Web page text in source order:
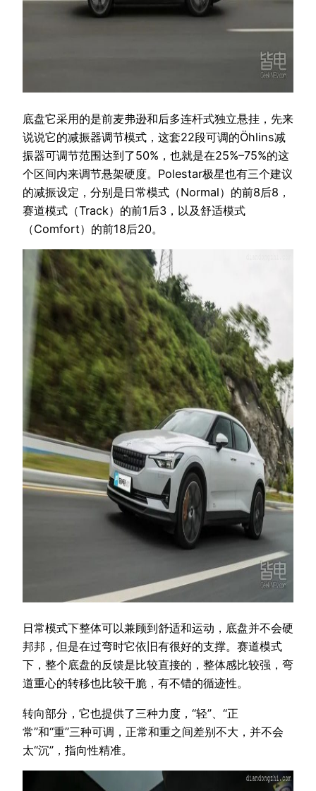
底盘它采用的是前麦弗逊和后多连杆式独立悬挂，先来
说说它的减振器调节模式，这套22段可调的Öhlins减
振器可调节范围达到了50%，也就是在25%–75%的这
个区间内来调节悬架硬度。Polestar极星也有三个建议
的减振设定，分别是日常模式（Normal）的前8后8，
赛道模式（Track）的前1后3，以及舒适模式
（Comfort）的前18后20。
日常模式下整体可以兼顾到舒适和运动，底盘并不会硬
邦邦，但是在过弯时它依旧有很好的支撑。赛道模式
下，整个底盘的反馈是比较直接的，整体感比较强，弯
道重心的转移也比较干脆，有不错的循迹性。
转向部分，它也提供了三种力度，“轻”、“正
常”和“重”三种可调，正常和重之间差别不大，并不会
太“沉”，指向性精准。